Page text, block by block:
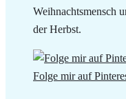
Weihnachtsmensch
der Herbst.
Folge mir auf